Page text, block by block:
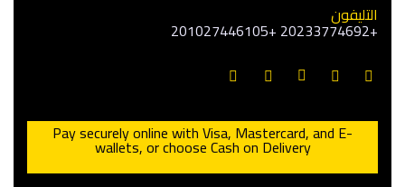
التليفون
+20233774692 +201027446105
Pay securely online with Visa, Mastercard, and E-
wallets, or choose Cash on Delivery